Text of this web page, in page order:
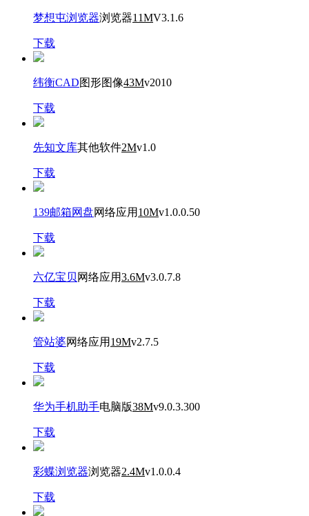
梦想屯浏览器浏览器11MV3.1.6
下载
纬衡CAD图形图像43Mv2010
下载
先知文库其他软件2Mv1.0
下载
139邮箱网盘网络应用 10Mv1.0.0.50
下载
六亿宝贝 网络应用3.6Mv3.0.7.8
下载
管站婆网络应用 19Mv2.7.5
下载
华为手机助手电脑版38Mv9.0.3.300
下载
彩蝶浏览器浏览器2.4Mv1.0.0.4
下载